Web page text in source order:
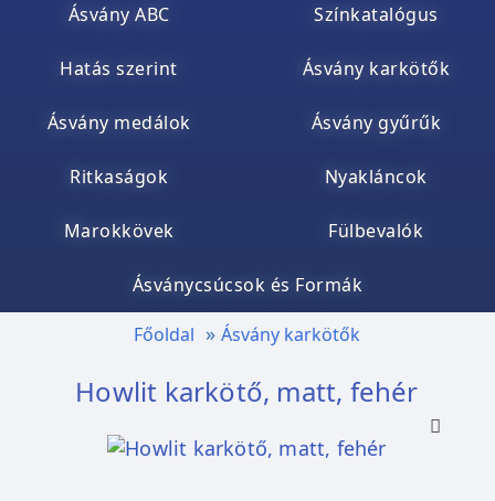
Ásvány ABC Színkatalógus
Hatás szerint Ásvány karkötők
Ásvány medálok Ásvány gyűrűk
Ritkaságok Nyakláncok
Marokkövek Fülbevalók
Ásványcsúcsok és Formák
Főoldal Ásvány karkötők
Howlit karkötő, matt, fehér